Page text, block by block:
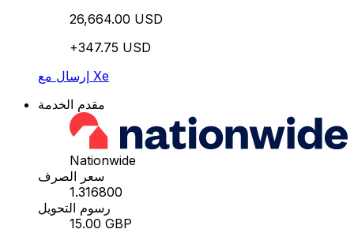
26,664.00 USD
+347.75 USD
إرسال مع Xe
مقدم الخدمة
Nationwide
سعر الصرف
1.316800
رسوم التحويل
15.00 GBP